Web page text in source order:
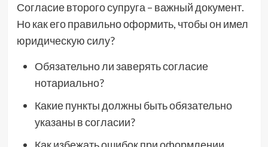
Согласие второго супруга – важный документ.
Но как его правильно оформить, чтобы он имел
юридическую силу?
Обязательно ли заверять согласие
нотариально?
Какие пункты должны быть обязательно
указаны в согласии?